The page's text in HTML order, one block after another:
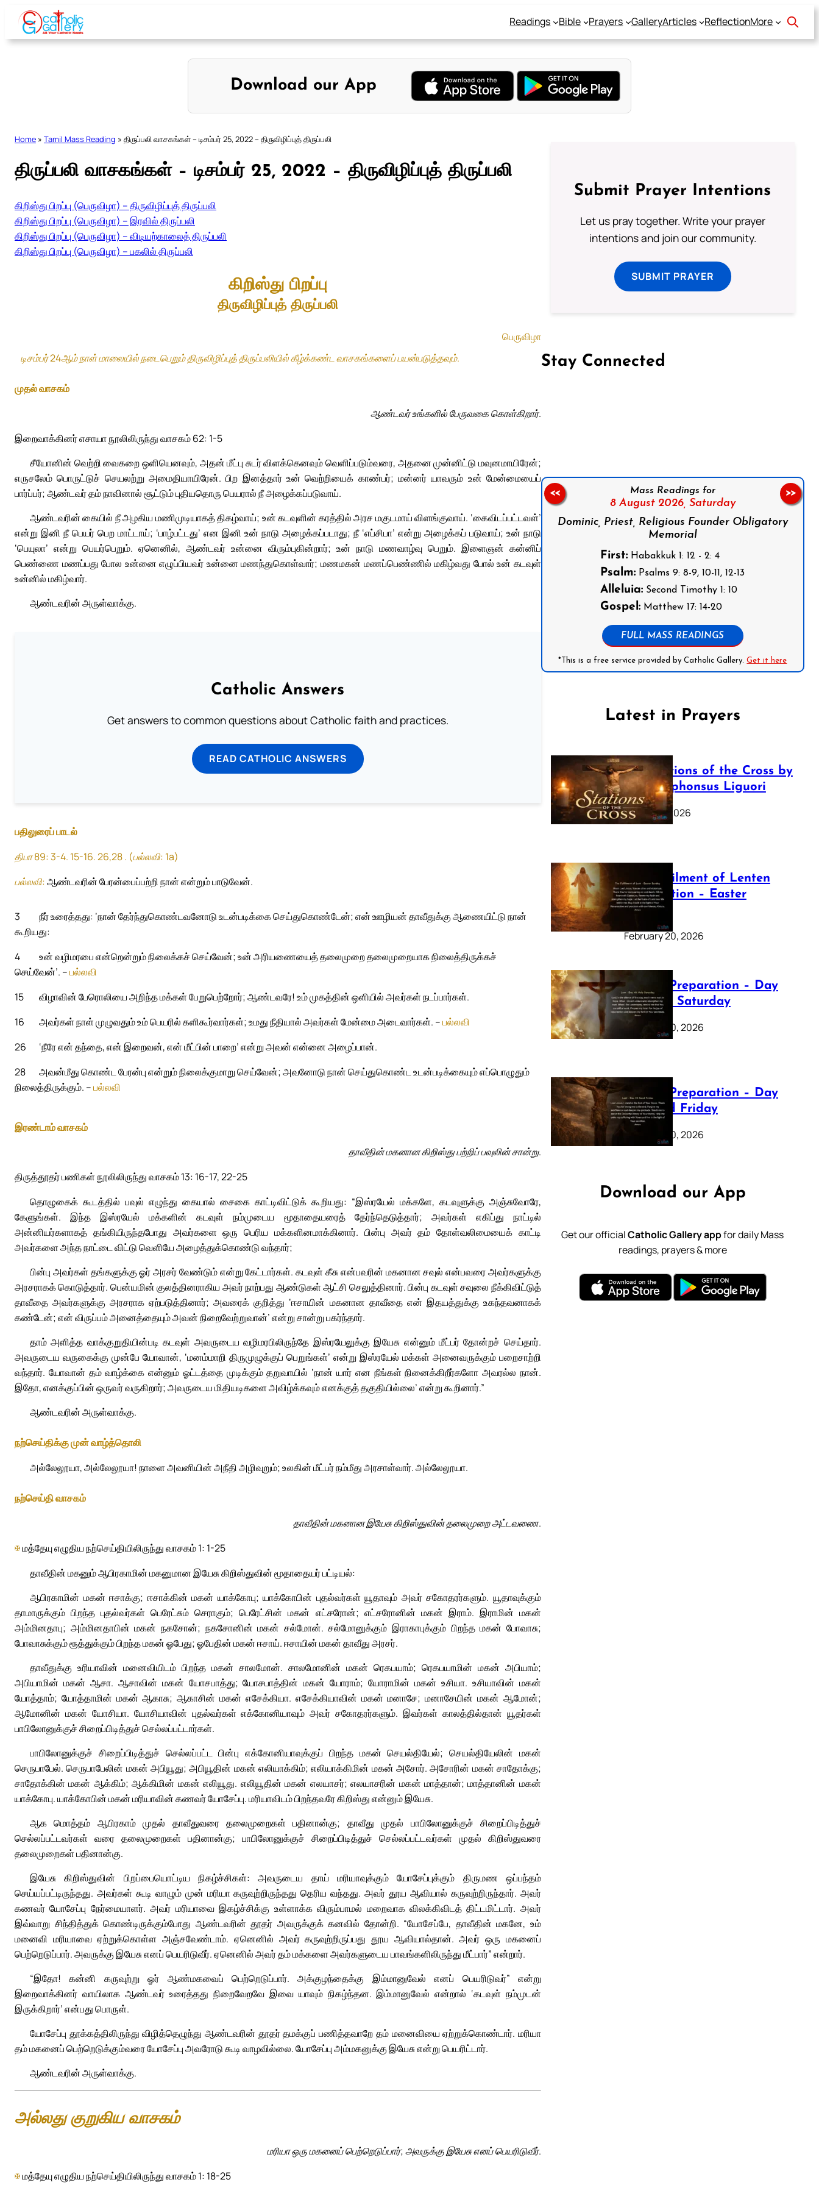
Skip
content
Readings Bible Prayers GalleryArticles ReflectionMore
Download our App
Home » Tamil Mass Reading » திருப்பலி வாசகங்கள் – டிசம்பர் 25, 2022 – திருவிழிப்புத் திருப்பலி
திருப்பலி வாசகங்கள் – டிசம்பர் 25, 2022 – திருவிழிப்புத் திருப்பலி
கிறிஸ்து பிறப்பு (பெருவிழா) – திருவிழிப்புத் திருப்பலி
கிறிஸ்து பிறப்பு (பெருவிழா) – இரவில் திருப்பலி
கிறிஸ்து பிறப்பு (பெருவிழா) – விடியற்காலைத் திருப்பலி
கிறிஸ்து பிறப்பு (பெருவிழா) – பகலில் திருப்பலி
கிறிஸ்து பிறப்பு
திருவிழிப்புத் திருப்பலி
பெருவிழா
டிசம்பர் 24ஆம் நாள் மாலையில் நடைபெறும் திருவிழிப்புத் திருப்பலியில் கீழ்க்கண்ட வாசகங்களைப் பயன்படுத்தவும்.
முதல் வாசகம்
ஆண்டவர் உங்களில் பேருவகை கொள்கிறார்.
இறைவாக்கினர் எசாயா நூலிலிருந்து வாசகம் 62: 1-5
சீயோனின் வெற்றி வைகறை ஒளியெனவும், அதன் மீட்பு சுடர் விளக்கெனவும் வெளிப்படும்வரை, அதனை முன்னிட்டு மவுனமாயிரேன்;
எருசலேம் பொருட்டுச் செயலற்று அமைதியாயிரேன். பிற இனத்தார் உன் வெற்றியைக் காண்பர்; மன்னர் யாவரும் உன் மேன்மையைப்
பார்ப்பர்; ஆண்டவர் தம் நாவினால் சூட்டும் புதியதொரு பெயரால் நீ அழைக்கப்படுவாய்.
ஆண்டவரின் கையில் நீ அழகிய மணிமுடியாகத் திகழ்வாய்; உன் கடவுளின் கரத்தில் அரச மகுடமாய் விளங்குவாய். ‘கைவிடப்பட்டவள்’
என்று இனி நீ பெயர் பெற மாட்டாய்; ‘பாழ்பட்டது’ என இனி உன் நாடு அழைக்கப்படாது; நீ ‘எப்சிபா’ என்று அழைக்கப் படுவாய்; உன் நாடு
‘பெயுலா’ என்று பெயர்பெறும். ஏனெனில், ஆண்டவர் உன்னை விரும்புகின்றார்; உன் நாடு மணவாழ்வு பெறும். இளைஞன் கன்னிப்
பெண்ணை மணப்பது போல உன்னை எழுப்பியவர் உன்னை மணந்துகொள்வார்; மணமகன் மணப்பெண்ணில் மகிழ்வது போல் உன் கடவுள்
உன்னில் மகிழ்வார்.
ஆண்டவரின் அருள்வாக்கு.
Catholic Answers
Get answers to common questions about Catholic faith and practices.
READ CATHOLIC ANSWERS
பதிலுரைப் பாடல்
திபா 89: 3-4. 15-16. 26,28 . (பல்லவி: 1a)
பல்லவி:ஆண்டவரின் பேரன்பைப்பற்றி நான் என்றும் பாடுவேன்.
3
நீர் உரைத்தது: ‘நான் தேர்ந்துகொண்டவனோடு உடன்படிக்கை செய்துகொண்டேன்; என் ஊழியன் தாவீதுக்கு ஆணையிட்டு நான்
கூறியது:
4
உன் வழிமரபை என்றென்றும் நிலைக்கச் செய்வேன்; உன் அரியணையைத் தலைமுறை தலைமுறையாக நிலைத்திருக்கச்
செய்வேன்’. –பல்லவி
15
விழாவின் பேரொலியை அறிந்த மக்கள் பேறுபெற்றோர்; ஆண்டவரே! உம் முகத்தின் ஒளியில் அவர்கள் நடப்பார்கள்.
16
அவர்கள் நாள் முழுவதும் உம் பெயரில் களிகூர்வார்கள்; உமது நீதியால் அவர்கள் மேன்மை அடைவார்கள். –பல்லவி
26
‘நீரே என் தந்தை, என் இறைவன், என் மீட்பின் பாறை’ என்று அவன் என்னை அழைப்பான்.
28
அவன்மீது கொண்ட பேரன்பு என்றும் நிலைக்குமாறு செய்வேன்; அவனோடு நான் செய்துகொண்ட உடன்படிக்கையும் எப்பொழுதும்
நிலைத்திருக்கும். –பல்லவி
இரண்டாம் வாசகம்
தாவீதின் மகனான கிறிஸ்து பற்றிப் பவுலின் சான்று.
திருத்தூதர் பணிகள் நூலிலிருந்து வாசகம் 13: 16-17, 22-25
தொழுகைக் கூடத்தில் பவுல் எழுந்து கையால் சைகை காட்டிவிட்டுக் கூறியது: “இஸ்ரயேல் மக்களே, கடவுளுக்கு அஞ்சுவோரே,
கேளுங்கள். இந்த இஸ்ரயேல் மக்களின் கடவுள் நம்முடைய மூதாதையரைத் தேர்ந்தெடுத்தார்; அவர்கள் எகிப்து நாட்டில்
அன்னியர்களாகத் தங்கியிருந்தபோது அவர்களை ஒரு பெரிய மக்களினமாக்கினார். பின்பு அவர் தம் தோள்வலிமையைக் காட்டி
அவர்களை அந்த நாட்டை விட்டு வெளியே அழைத்துக்கொண்டு வந்தார்;
பின்பு அவர்கள் தங்களுக்கு ஓர் அரசர் வேண்டும் என்று கேட்டார்கள். கடவுள் கீசு என்பவரின் மகனான சவுல் என்பவரை அவர்களுக்கு
அரசராகக் கொடுத்தார். பென்யமின் குலத்தினராகிய அவர் நாற்பது ஆண்டுகள் ஆட்சி செலுத்தினார். பின்பு கடவுள் சவுலை நீக்கிவிட்டுத்
தாவீதை அவர்களுக்கு அரசராக ஏற்படுத்தினார்; அவரைக் குறித்து ‘ஈசாயின் மகனான தாவீதை என் இதயத்துக்கு உகந்தவனாகக்
கண்டேன்; என் விருப்பம் அனைத்தையும் அவன் நிறைவேற்றுவான்’ என்று சான்று பகர்ந்தார்.
தாம் அளித்த வாக்குறுதியின்படி கடவுள் அவருடைய வழிமரபிலிருந்தே இஸ்ரயேலுக்கு இயேசு என்னும் மீட்பர் தோன்றச் செய்தார்.
அவருடைய வருகைக்கு முன்பே யோவான், ‘மனம்மாறி திருமுழுக்குப் பெறுங்கள்’ என்று இஸ்ரயேல் மக்கள் அனைவருக்கும் பறைசாற்றி
வந்தார். யோவான் தம் வாழ்க்கை என்னும் ஓட்டத்தை முடிக்கும் தறுவாயில் ‘நான் யார் என நீங்கள் நினைக்கிறீர்களோ அவரல்ல நான்.
இதோ, எனக்குப்பின் ஒருவர் வருகிறார்; அவருடைய மிதியடிகளை அவிழ்க்கவும் எனக்குத் தகுதியில்லை’ என்று கூறினார்.”
ஆண்டவரின் அருள்வாக்கு.
நற்செய்திக்கு முன் வாழ்த்தொலி
அல்லேலூயா, அல்லேலூயா! நாளை அவனியின் அநீதி அழிவுறும்; உலகின் மீட்பர் நம்மீது அரசாள்வார். அல்லேலூயா.
நற்செய்தி வாசகம்
தாவீதின் மகனான இயேசு கிறிஸ்துவின் தலைமுறை அட்டவணை.
✠மத்தேயு எழுதிய நற்செய்தியிலிருந்து வாசகம் 1: 1-25
தாவீதின் மகனும் ஆபிரகாமின் மகனுமான இயேசு கிறிஸ்துவின் மூதாதையர் பட்டியல்:
ஆபிரகாமின் மகன் ஈசாக்கு; ஈசாக்கின் மகன் யாக்கோபு; யாக்கோபின் புதல்வர்கள் யூதாவும் அவர் சகோதரர்களும். யூதாவுக்கும்
தாமாருக்கும் பிறந்த புதல்வர்கள் பெரேட்சும் செராகும்; பெரேட்சின் மகன் எட்சரோன்; எட்சரோனின் மகன் இராம். இராமின் மகன்
அம்மினதாபு; அம்மினதாபின் மகன் நகசோன்; நகசோனின் மகன் சல்மோன். சல்மோனுக்கும் இராகாபுக்கும் பிறந்த மகன் போவாசு;
போவாசுக்கும் ரூத்துக்கும் பிறந்த மகன் ஓபேது; ஓபேதின் மகன் ஈசாய். ஈசாயின் மகன் தாவீது அரசர்.
தாவீதுக்கு உரியாவின் மனைவியிடம் பிறந்த மகன் சாலமோன். சாலமோனின் மகன் ரெகபயாம்; ரெகபயாமின் மகன் அபியாம்;
அபியாமின் மகன் ஆசா. ஆசாவின் மகன் யோசபாத்து; யோசபாத்தின் மகன் யோராம்; யோராமின் மகன் உசியா. உசியாவின் மகன்
யோத்தாம்; யோத்தாமின் மகன் ஆகாசு; ஆகாசின் மகன் எசேக்கியா. எசேக்கியாவின் மகன் மனாசே; மனாசேயின் மகன் ஆமோன்;
ஆமோனின் மகன் யோசியா. யோசியாவின் புதல்வர்கள் எக்கோனியாவும் அவர் சகோதரர்களும். இவர்கள் காலத்தில்தான் யூதர்கள்
பாபிலோனுக்குச் சிறைப்பிடித்துச் செல்லப்பட்டார்கள்.
பாபிலோனுக்குச் சிறைப்பிடித்துச் செல்லப்பட்ட பின்பு எக்கோனியாவுக்குப் பிறந்த மகன் செயல்தியேல்; செயல்தியேலின் மகன்
செருபாபேல். செருபாபேலின் மகன் அபியூது; அபியூதின் மகன் எலியாக்கிம்; எலியாக்கிமின் மகன் அசோர். அசோரின் மகன் சாதோக்கு;
சாதோக்கின் மகன் ஆக்கிம்; ஆக்கிமின் மகன் எலியூது. எலியூதின் மகன் எலயாசர்; எலயாசரின் மகன் மாத்தான்; மாத்தானின் மகன்
யாக்கோபு. யாக்கோபின் மகன் மரியாவின் கணவர் யோசேப்பு. மரியாவிடம் பிறந்தவரே கிறிஸ்து என்னும் இயேசு.
ஆக மொத்தம் ஆபிரகாம் முதல் தாவீதுவரை தலைமுறைகள் பதினான்கு; தாவீது முதல் பாபிலோனுக்குச் சிறைப்பிடித்துச்
செல்லப்பட்டவர்கள் வரை தலைமுறைகள் பதினான்கு; பாபிலோனுக்குச் சிறைப்பிடித்துச் செல்லப்பட்டவர்கள் முதல் கிறிஸ்துவரை
தலைமுறைகள் பதினான்கு.
இயேசு கிறிஸ்துவின் பிறப்பையொட்டிய நிகழ்ச்சிகள்: அவருடைய தாய் மரியாவுக்கும் யோசேப்புக்கும் திருமண ஒப்பந்தம்
செய்யப்பட்டிருந்தது. அவர்கள் கூடி வாழும் முன் மரியா கருவுற்றிருந்தது தெரிய வந்தது. அவர் தூய ஆவியால் கருவுற்றிருந்தார். அவர்
கணவர் யோசேப்பு நேர்மையாளர். அவர் மரியாவை இகழ்ச்சிக்கு உள்ளாக்க விரும்பாமல் மறைவாக விலக்கிவிடத் திட்டமிட்டார். அவர்
இவ்வாறு சிந்தித்துக் கொண்டிருக்கும்போது ஆண்டவரின் தூதர் அவருக்குக் கனவில் தோன்றி. “யோசேப்பே, தாவீதின் மகனே, உம்
மனைவி மரியாவை ஏற்றுக்கொள்ள அஞ்சவேண்டாம். ஏனெனில் அவர் கருவுற்றிருப்பது தூய ஆவியால்தான். அவர் ஒரு மகனைப்
பெற்றெடுப்பார். அவருக்கு இயேசு எனப் பெயரிடுவீர். ஏனெனில் அவர் தம் மக்களை அவர்களுடைய பாவங்களிலிருந்து மீட்பார்” என்றார்.
“இதோ! கன்னி கருவுற்று ஓர் ஆண்மகவைப் பெற்றெடுப்பார். அக்குழந்தைக்கு இம்மானுவேல் எனப் பெயரிடுவர்” என்று
இறைவாக்கினர் வாயிலாக ஆண்டவர் உரைத்தது நிறைவேறவே இவை யாவும் நிகழ்ந்தன. இம்மானுவேல் என்றால் ‘கடவுள் நம்முடன்
இருக்கிறார்’ என்பது பொருள்.
யோசேப்பு தூக்கத்திலிருந்து விழித்தெழுந்து ஆண்டவரின் தூதர் தமக்குப் பணித்தவாறே தம் மனைவியை ஏற்றுக்கொண்டார். மரியா
தம் மகனைப் பெற்றெடுக்கும்வரை யோசேப்பு அவரோடு கூடி வாழவில்லை. யோசேப்பு அம்மகனுக்கு இயேசு என்று பெயரிட்டார்.
ஆண்டவரின் அருள்வாக்கு.
அல்லது குறுகிய வாசகம்
மரியா ஒரு மகனைப் பெற்றெடுப்பார்; அவருக்கு இயேசு எனப் பெயரிடுவீர்.
✠மத்தேயு எழுதிய நற்செய்தியிலிருந்து வாசகம் 1: 18-25
Submit Prayer Intentions
Let us pray together. Write your prayer
intentions and join our community.
SUBMIT PRAYER
Stay Connected
Follow us on Facebook
Mass Readings for
8 August 2026, Saturday
Dominic, Priest, Religious Founder Obligatory
Memorial
First: Habakkuk 1: 12 - 2: 4
Psalm: Psalms 9: 8-9, 10-11, 12-13
Alleluia: Second Timothy 1: 10
Gospel: Matthew 17: 14-20
FULL MASS READINGS
*This is a free service provided by Catholic Gallery.Get it here
<< >>
Latest in Prayers
The Stations of the Cross by
Saint Alphonsus Liguori
March 16, 2026
The Fulfilment of Lenten
Preparation – Easter
Sunday
February 20, 2026
Lenten Preparation – Day
40: Holy Saturday
February 20, 2026
Lenten Preparation – Day
39: Good Friday
February 20, 2026
Download our App
Get our officialCatholic Gallery appfor daily Mass
readings, prayers & more